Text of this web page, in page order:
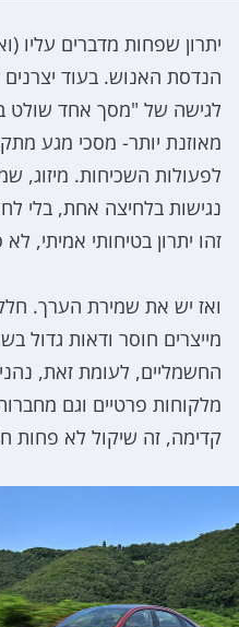
יתרון שפחות מדברים עליו
הנדסת האנוש. בעוד יצרנים
לגישה של "מסך אחד שולט
מאוזנת יותר- מסכי מגע
לפעולות השכיחות. מיזוג,
נגישות בלחיצה אחת, בלי
זהו יתרון בטיחותי אמיתי,
ואז יש את שמירת הערך. חלק
מייצרים חוסר ודאות גדול
החשמליים, לעומת זאת,
מלקוחות פרטיים וגם
קדימה, זה שיקול לא פחות